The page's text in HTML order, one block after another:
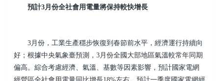
預計3月份全社會用電量將保持較快增長
3月份，工業生產穩步恢復到春節前水平，經濟運行持續向
好；根據中央氣象臺預測，3月份全國大部地區氣溫較常年同期
偏高。綜合考慮經濟、氣溫、基數等因素影響，預計國家電網